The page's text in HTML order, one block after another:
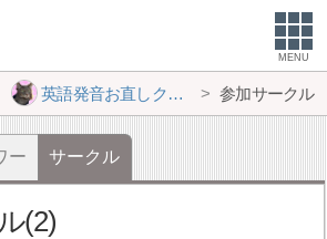
MENU
英語発音お直しクリニック 参加サークル
ー サークル
(2)